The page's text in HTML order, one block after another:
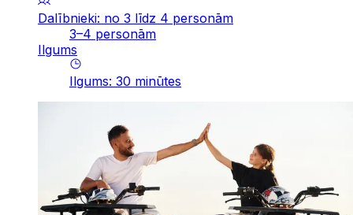
Dalībnieki: no 3 līdz 4 personām
3–4 personām
Ilgums
Ilgums: 30 minūtes